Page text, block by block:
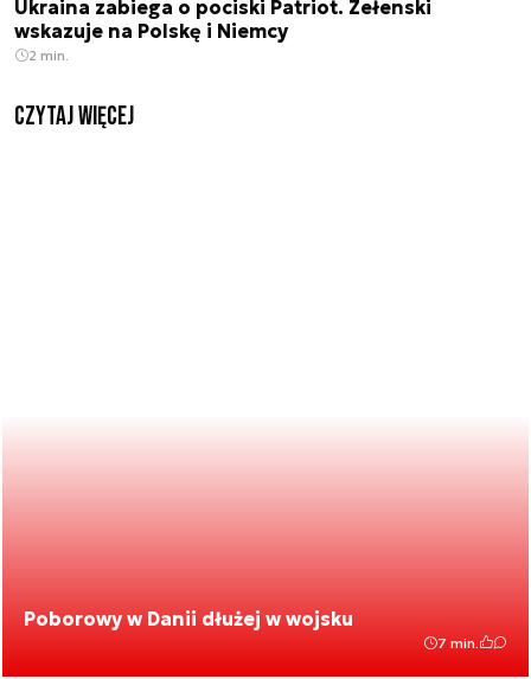
Ukraina zabiega o pociski Patriot. Zełenski
wskazuje na Polskę i Niemcy
2 min.
czytaj więcej
Poborowy w Danii dłużej w wojsku
7 min.